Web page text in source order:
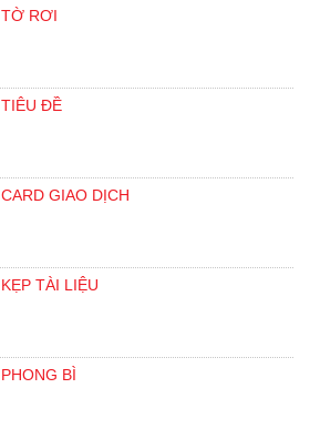
TỜ RƠI
TIÊU ĐỀ
CARD GIAO DỊCH
KẸP TÀI LIỆU
PHONG BÌ